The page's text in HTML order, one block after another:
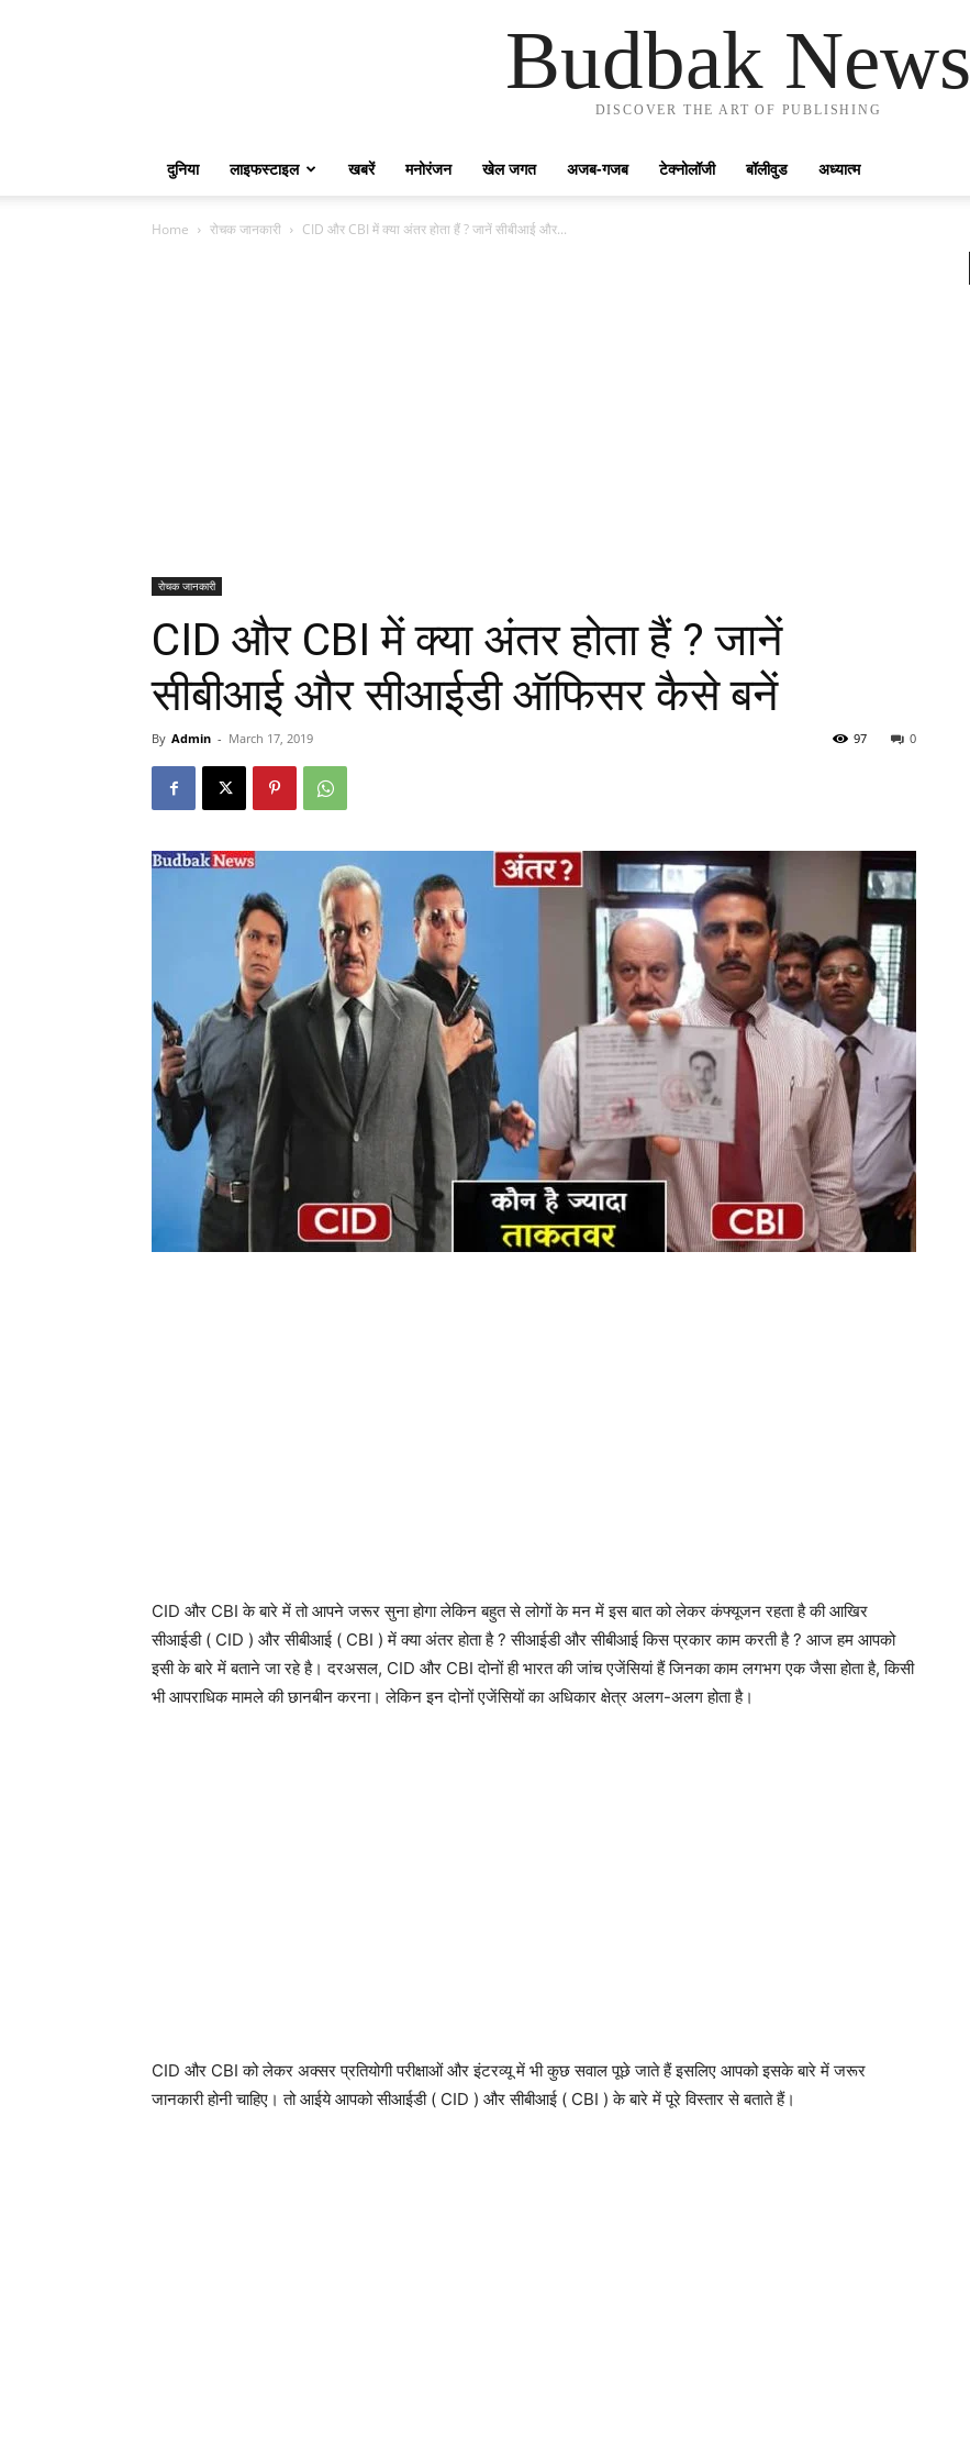
Budbak News
DISCOVER THE ART OF PUBLISHING
दुनिया लाइफस्टाइल खबरें मनोरंजन खेल जगत अजब-गजब टेक्नोलॉजी बॉलीवुड अध्यात्म
Home रोचक जानकारी CID और CBI में क्या अंतर होता हैं ? जानें सीबीआई और...
रोचक जानकारी
CID और CBI में क्या अंतर होता हैं ? जानें
सीबीआई और सीआईडी ऑफिसर कैसे बनें
By Admin - March 17, 2019 0
97
CID और CBI के बारे में तो आपने जरूर सुना होगा लेकिन बहुत से लोगों के मन में इस बात को लेकर कंफ्यूजन रहता है की आखिर
सीआईडी ( CID ) और सीबीआई ( CBI ) में क्या अंतर होता है ? सीआईडी और सीबीआई किस प्रकार काम करती है ? आज हम आपको
इसी के बारे में बताने जा रहे है। दरअसल, CID और CBI दोनों ही भारत की जांच एजेंसियां हैं जिनका काम लगभग एक जैसा होता है, किसी
भी आपराधिक मामले की छानबीन करना। लेकिन इन दोनों एजेंसियों का अधिकार क्षेत्र अलग-अलग होता है।
CID और CBI को लेकर अक्सर प्रतियोगी परीक्षाओं और इंटरव्यू में भी कुछ सवाल पूछे जाते हैं इसलिए आपको इसके बारे में जरूर
जानकारी होनी चाहिए। तो आईये आपको सीआईडी ( CID ) और सीबीआई ( CBI ) के बारे में पूरे विस्तार से बताते हैं।